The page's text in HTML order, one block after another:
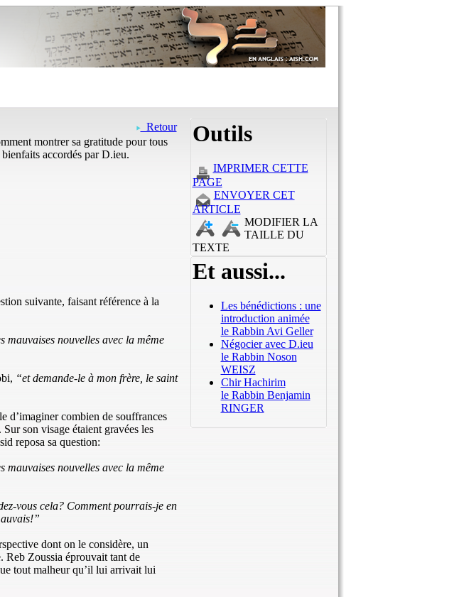
Retour
montrer sa gratitude pour tous
bienfaits accordés par D.ieu.
suivante, faisant référence à la
nouvelles avec la même
“et demande-le à mon frère, le saint
d’imaginer combien de souffrances
son visage étaient gravées les
reposa sa question:
nouvelles avec la même
vous cela? Comment pourrais-je en
dont on le considère, un
Reb Zoussia éprouvait tant de
tout malheur qu’il lui arrivait lui
Outils
IMPRIMER CETTE
PAGE
ENVOYER CET
ARTICLE
MODIFIER LA
TAILLE DU
TEXTE
Et aussi...
Les bénédictions : une
introduction animée
le Rabbin Avi Geller
Négocier avec D.ieu
le Rabbin Noson
WEISZ
Chir Hachirim
le Rabbin Benjamin
RINGER